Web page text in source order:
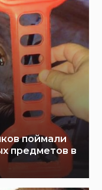
поймали
предметов в